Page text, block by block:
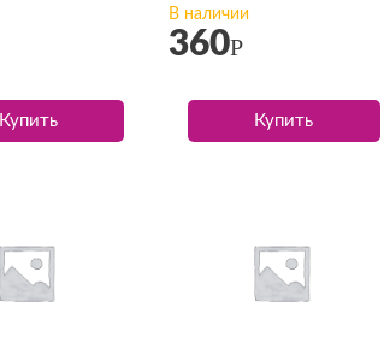
Купить
В наличии
360Р
Купить